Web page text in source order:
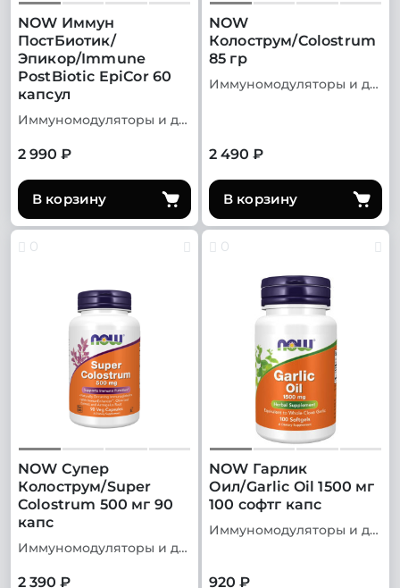
NOW Иммун
ПостБиотик/
Эпикор/Immune
PostBiotic EpiCor 60
капсул
Иммуномодуляторы и добавки для иммунитета
2 990 ₽
В корзину
NOW
Колострум/Colostrum
85 гр
Иммуномодуляторы и добавки для иммунитета
2 490 ₽
В корзину
0
NOW Супер
Колострум/Super
Colostrum 500 мг 90
капс
Иммуномодуляторы и добавки для иммунитета
2 390 ₽
0
NOW Гарлик
Оил/Garlic Oil 1500 мг
100 софтг капс
Иммуномодуляторы и добавки для иммунитета
920 ₽